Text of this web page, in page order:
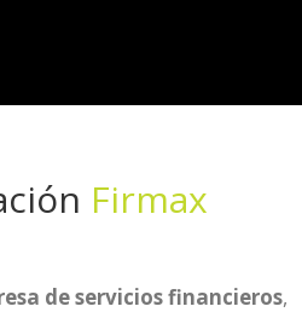
Firmax
de servicios financieros,